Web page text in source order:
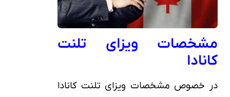
مشخصات ویزای تلنت
کانادا
در خصوص مشخصات ویزای تلنت کانادا